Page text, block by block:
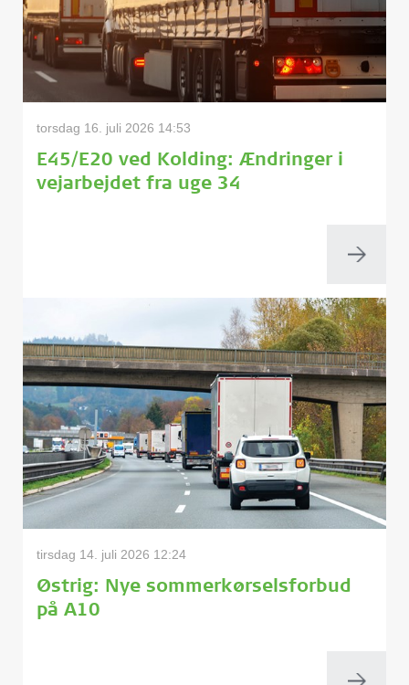
torsdag 16. juli 2026 14:53
E45/E20 ved Kolding: Ændringer i
vejarbejdet fra uge 34
tirsdag 14. juli 2026 12:24
Østrig: Nye sommerkørselsforbud
på A10